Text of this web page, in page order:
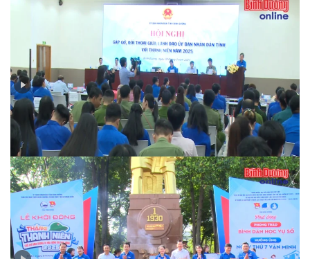
Thanh niên Bình Dương gửi gắm nhiều ý kiến tâm huyết
về chuyển đổi số